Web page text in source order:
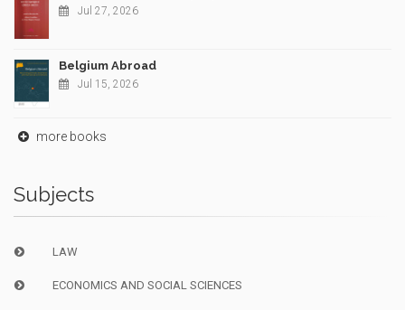
Jul 27, 2026
Belgium Abroad
Jul 15, 2026
more books
Subjects
LAW
ECONOMICS AND SOCIAL SCIENCES